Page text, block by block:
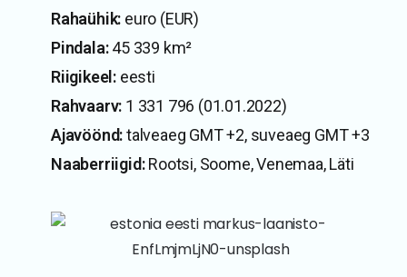
Rahaühik: euro (EUR)
Pindala:45 339 km²
Riigikeel: eesti
Rahvaarv: 1 331 796 (01.01.2022)
Ajavöönd:talveaeg GMT +2, suveaeg GMT +3
Naaberriigid:Rootsi, Soome, Venemaa, Läti